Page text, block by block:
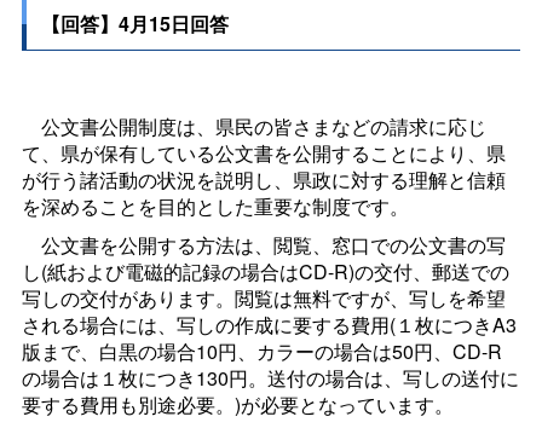
【回答】4月15日回答
公文書公開制度は、県民の皆さまなどの請求に応じ
て、県が保有している公文書を公開することにより、県
が行う諸活動の状況を説明し、県政に対する理解と信頼
を深めることを目的とした重要な制度です。
公文書を公開する方法は、閲覧、窓口での公文書の写
し(紙および電磁的記録の場合はCD-R)の交付、郵送での
写しの交付があります。閲覧は無料ですが、写しを希望
される場合には、写しの作成に要する費用(１枚につきA3
版まで、白黒の場合10円、カラーの場合は50円、CD-R
の場合は１枚につき130円。送付の場合は、写しの送付に
要する費用も別途必要。)が必要となっています。